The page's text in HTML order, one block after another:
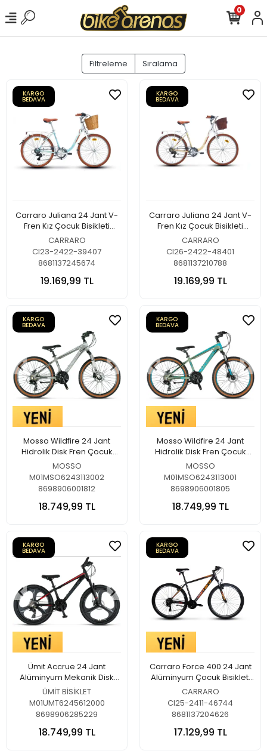
0
Filtreleme Sıralama
KARGO
BEDAVA
Carraro Juliana 24 Jant V-
Fren Kız Çocuk Bisikleti
Beyaz-Turkuaz-Kahverengi
CARRARO
CI23-2422-39407
8681137245674
19.169,99 TL
KARGO
BEDAVA
Carraro Juliana 24 Jant V-
Fren Kız Çocuk Bisikleti
Beyaz-Bej-Kahverengi
CARRARO
CI26-2422-48401
8681137210788
19.169,99 TL
KARGO
BEDAVA
Mosso Wildfire 24 Jant
Hidrolik Disk Fren Çocuk
Bisikleti Mat Gri
MOSSO
M01MSO6243113002
8698906001812
18.749,99 TL
KARGO
BEDAVA
Mosso Wildfire 24 Jant
Hidrolik Disk Fren Çocuk
Bisikleti Mat Yeşil
MOSSO
M01MSO6243113001
8698906001805
18.749,99 TL
KARGO
BEDAVA
Ümit Accrue 24 Jant
Alüminyum Mekanik Disk
Fren Çocuk Bisikleti (Muhtelif
Renk)
ÜMİT BİSİKLET
M01UMT6245612000
8698906285229
18.749,99 TL
KARGO
BEDAVA
Carraro Force 400 24 Jant
Alüminyum Çocuk Bisikleti
Antrasit-Turuncu-Beyaz
CARRARO
CI25-2411-46744
8681137204626
17.129,99 TL